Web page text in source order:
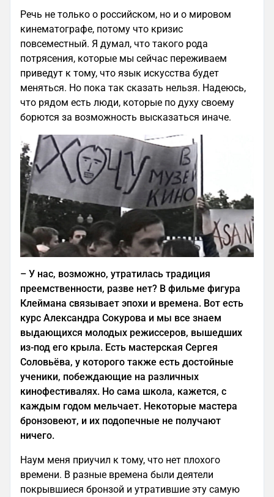
Речь не только о российском, но и о мировом
кинематографе, потому что кризис
повсеместный. Я думал, что такого рода
потрясения, которые мы сейчас переживаем
приведут к тому, что язык искусства будет
меняться. Но пока так сказать нельзя. Надеюсь,
что рядом есть люди, которые по духу своему
борются за возможность высказаться иначе.
– У нас, возможно, утратилась традиция
преемственности, разве нет? В фильме фигура
Клеймана связывает эпохи и времена. Вот есть
курс Александра Сокурова и мы все знаем
выдающихся молодых режиссеров, вышедших
из-под его крыла. Есть мастерская Сергея
Соловьёва, у которого также есть достойные
ученики, побеждающие на различных
кинофестивалях. Но сама школа, кажется, с
каждым годом мельчает. Некоторые мастера
бронзовеют, и их подопечные не получают
ничего.
Наум меня приучил к тому, что нет плохого
времени. В разные времена были деятели
покрывшиеся бронзой и утратившие эту самую